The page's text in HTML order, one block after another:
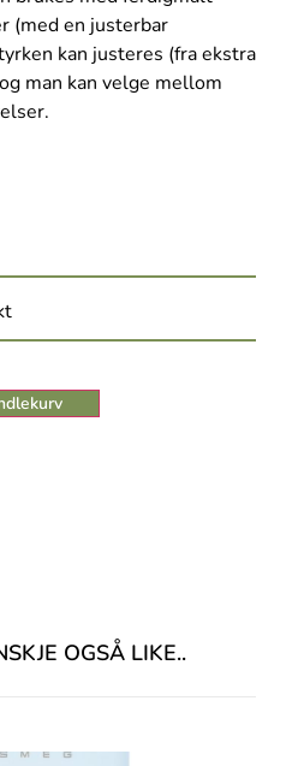
(med en justerbar
kan justeres (fra ekstra
man kan velge mellom
OGSÅ LIKE..